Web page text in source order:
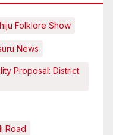
Folklore Show
News
Proposal: District
Road